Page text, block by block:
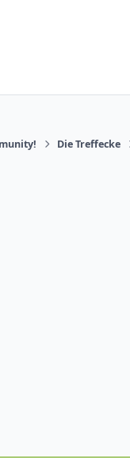
Die Treffecke